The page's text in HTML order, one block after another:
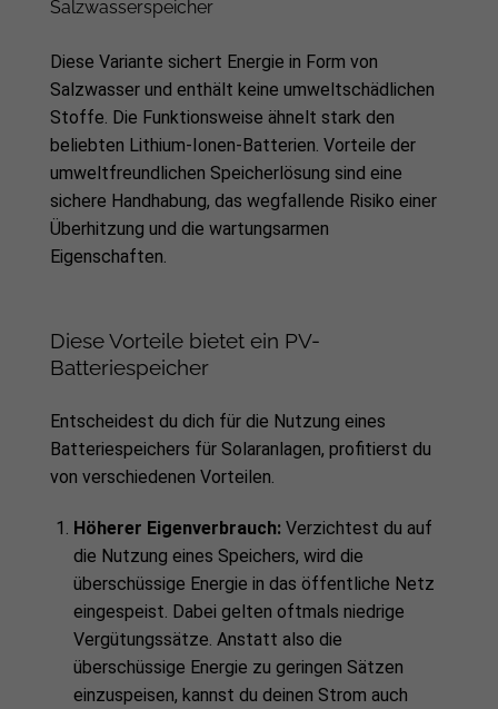
Salzwasserspeicher
Diese Variante sichert Energie in Form von
Salzwasser und enthält keine umweltschädlichen
Stoffe. Die Funktionsweise ähnelt stark den
beliebten Lithium-Ionen-Batterien. Vorteile der
umweltfreundlichen Speicherlösung sind eine
sichere Handhabung, das wegfallende Risiko einer
Überhitzung und die wartungsarmen
Eigenschaften.
Diese Vorteile bietet ein PV-
Batteriespeicher
Entscheidest du dich für die Nutzung eines
Batteriespeichers für Solaranlagen, profitierst du
von verschiedenen Vorteilen.
Höherer Eigenverbrauch:Verzichtest du auf
die Nutzung eines Speichers, wird die
überschüssige Energie in das öffentliche Netz
eingespeist. Dabei gelten oftmals niedrige
Vergütungssätze. Anstatt also die
überschüssige Energie zu geringen Sätzen
einzuspeisen, kannst du deinen Strom auch